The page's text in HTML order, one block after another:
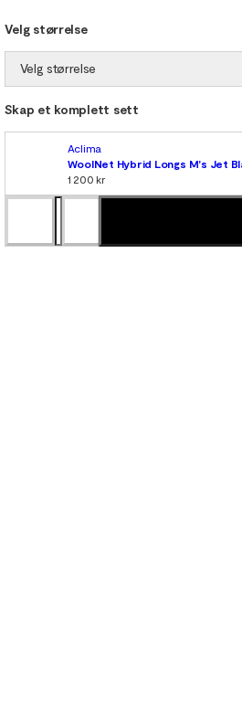
Velg størrelse
Velg størrelse
Skap et komplett sett
Aclima
WoolNet Hybrid Longs M's Jet
1 200 kr